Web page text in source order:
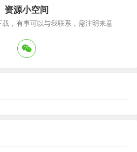
资源小空间
，有事可以与我联系，需注明来意